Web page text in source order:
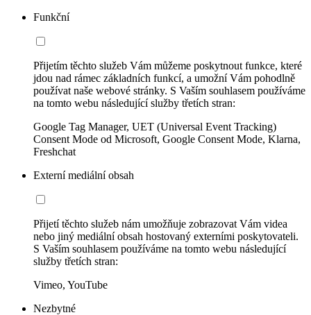
Funkční
Přijetím těchto služeb Vám můžeme poskytnout funkce, které
jdou nad rámec základních funkcí, a umožní Vám pohodlně
používat naše webové stránky. S Vaším souhlasem používáme
na tomto webu následující služby třetích stran:
Google Tag Manager, UET (Universal Event Tracking)
Consent Mode od Microsoft, Google Consent Mode, Klarna,
Freshchat
Externí mediální obsah
Přijetí těchto služeb nám umožňuje zobrazovat Vám videa
nebo jiný mediální obsah hostovaný externími poskytovateli.
S Vaším souhlasem používáme na tomto webu následující
služby třetích stran:
Vimeo, YouTube
Nezbytné